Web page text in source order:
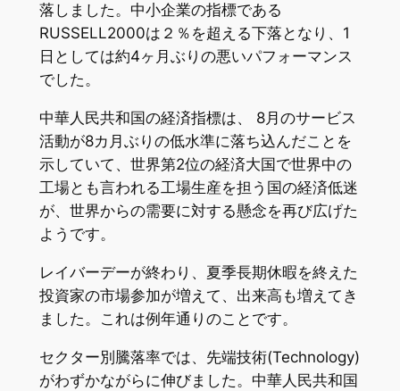
落しました。中小企業の指標である
RUSSELL2000は２％を超える下落となり、1
日としては約4ヶ月ぶりの悪いパフォーマンス
でした。
中華人民共和国の経済指標は、 8月のサービス
活動が8カ月ぶりの低水準に落ち込んだことを
示していて、世界第2位の経済大国で世界中の
工場とも言われる工場生産を担う国の経済低迷
が、世界からの需要に対する懸念を再び広げた
ようです。
レイバーデーが終わり、夏季長期休暇を終えた
投資家の市場参加が増えて、出来高も増えてき
ました。これは例年通りのことです。
セクター別騰落率では、先端技術(Technology)
がわずかながらに伸びました。中華人民共和国